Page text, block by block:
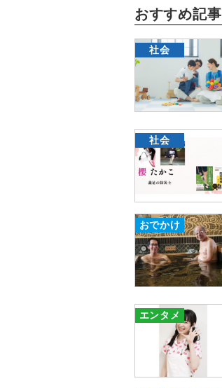
おすすめ記事
社会
社会
おでかけ
エンタメ